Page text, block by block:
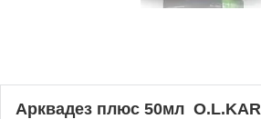
Арквадез плюс 50мл O.L.KAR